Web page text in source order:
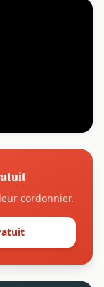
cordonnier.